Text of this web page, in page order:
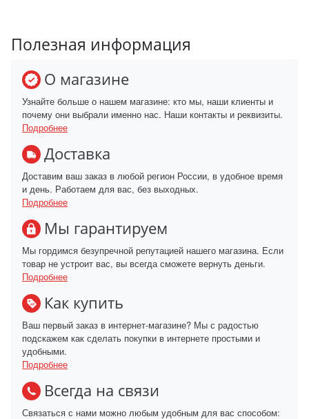
Полезная информация
О магазине
Узнайте больше о нашем магазине: кто мы, наши клиенты и
почему они выбрали именно нас. Наши контакты и реквизиты.
Подробнее
Доставка
Доставим ваш заказ в любой регион России, в удобное время
и день. Работаем для вас, без выходных.
Подробнее
Мы гарантируем
Мы гордимся безупречной репутацией нашего магазина. Если
товар не устроит вас, вы всегда сможете вернуть деньги.
Подробнее
Как купить
Ваш первый заказ в интернет-магазине? Мы с радостью
подскажем как сделать покупки в интернете простыми и
удобными.
Подробнее
Всегда на связи
Связаться с нами можно любым удобным для вас способом: